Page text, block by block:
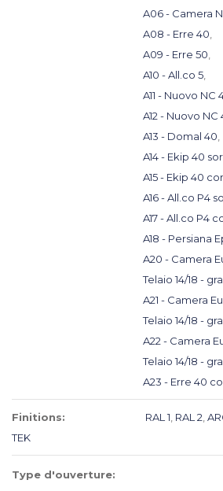
A06 - Camera
A08 - Erre 40
A09 - Erre 50
A10 - All.co 5
A11 - Nuovo
A12 - Nuovo
A13 - Domal 40
A14 - Ekip 40
A15 - Ekip 40
A16 - All.co P4
A17 - All.co P4
A18 - Persiana
A20 - Camera
Telaio 14/18 -
A21 - Camera
Telaio 14/18 -
A22 - Camera
Telaio 14/18 -
A23 - Erre 40
Finitions: RAL 1 RAL 2 ,
TEK
Type d'ouverture: